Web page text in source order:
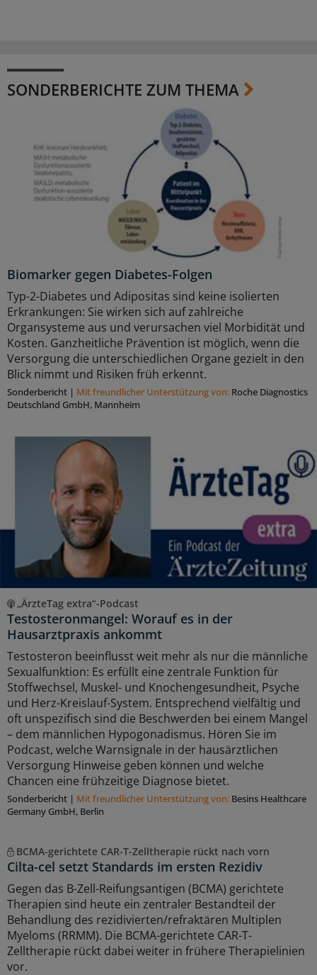
SONDERBERICHTE ZUM THEMA
Biomarker gegen Diabetes-Folgen
Typ-2-Diabetes und Adipositas sind keine isolierten
Erkrankungen: Sie wirken sich auf zahlreiche
Organsysteme aus und verursachen viel Morbidität und
Kosten. Ganzheitliche Prävention ist möglich, wenn die
Versorgung die unterschiedlichen Organe gezielt in den
Blick nimmt und Risiken früh erkennt.
Sonderbericht | Mit freundlicher Unterstützung von: Roche Diagnostics
Deutschland GmbH, Mannheim
„ÄrzteTag extra“-Podcast
Testosteronmangel: Worauf es in der
Hausarztpraxis ankommt
Testosteron beeinflusst weit mehr als nur die männliche
Sexualfunktion: Es erfüllt eine zentrale Funktion für
Stoffwechsel, Muskel- und Knochengesundheit, Psyche
und Herz-Kreislauf-System. Entsprechend vielfältig und
oft unspezifisch sind die Beschwerden bei einem Mangel
– dem männlichen Hypogonadismus. Hören Sie im
Podcast, welche Warnsignale in der hausärztlichen
Versorgung Hinweise geben können und welche
Chancen eine frühzeitige Diagnose bietet.
Sonderbericht | Mit freundlicher Unterstützung von: Besins Healthcare
Germany GmbH, Berlin
BCMA-gerichtete CAR-T-Zelltherapie rückt nach vorn
Cilta-cel setzt Standards im ersten Rezidiv
Gegen das B-Zell-Reifungsantigen (BCMA) gerichtete
Therapien sind heute ein zentraler Bestandteil der
Behandlung des rezidivierten/refraktären Multiplen
Myeloms (RRMM). Die BCMA-gerichtete CAR-T-
Zelltherapie rückt dabei weiter in frühere Therapielinien
vor.